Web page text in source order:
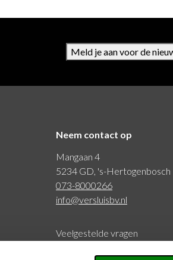
Meld je aan voor de
Neem contact op
Mangaan 4
5234 GD, 's-Hertogenbosch
073-8000266
info@versluisbv.nl
Veelgestelde vragen